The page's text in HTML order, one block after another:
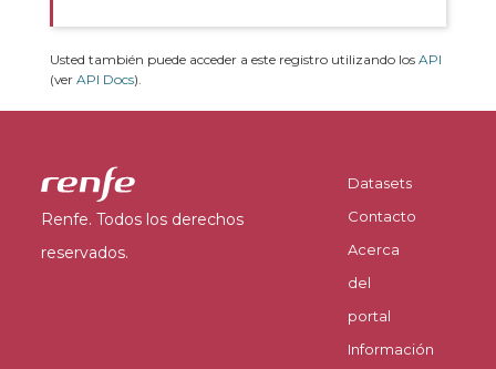
Usted también puede acceder a este registro utilizando los API
(ver API Docs).
Renfe. Todos los derechos
reservados.
Datasets
Contacto
Acerca
del
portal
Información